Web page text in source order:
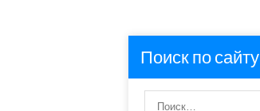
Поиск по сайту